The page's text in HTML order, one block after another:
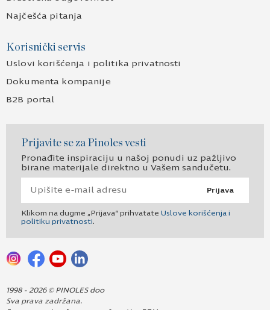
Najčešća pitanja
Korisnički servis
Uslovi korišćenja i politika privatnosti
Dokumenta kompanije
B2B portal
Prijavite se za Pinoles vesti
Pronađite inspiraciju u našoj ponudi uz pažljivo
birane materijale direktno u Vašem sandučetu.
Prijava
Klikom na dugme „Prijava“ prihvatate Uslove korišćenja i
politiku privatnosti.
1998 - 2026 © PINOLES doo
Sva prava zadržana.